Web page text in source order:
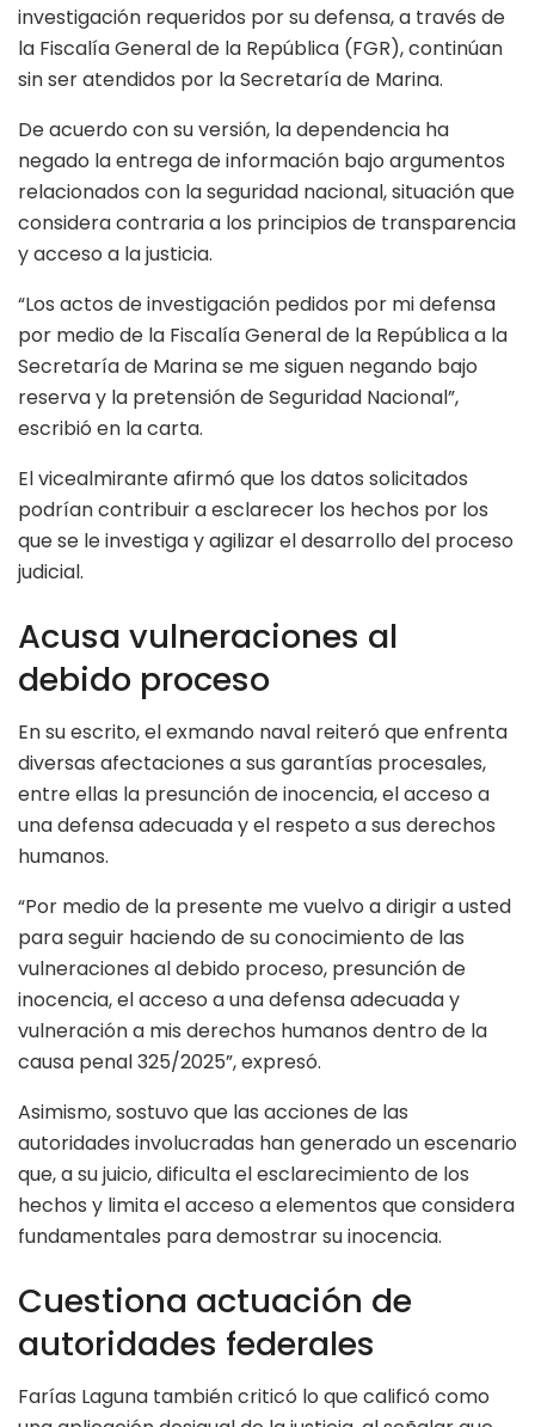
investigación requeridos por su defensa, a través de
la Fiscalía General de la República (FGR), continúan
sin ser atendidos por la Secretaría de Marina.
De acuerdo con su versión, la dependencia ha
negado la entrega de información bajo argumentos
relacionados con la seguridad nacional, situación que
considera contraria a los principios de transparencia
y acceso a la justicia.
“Los actos de investigación pedidos por mi defensa
por medio de la Fiscalía General de la República a la
Secretaría de Marina se me siguen negando bajo
reserva y la pretensión de Seguridad Nacional”,
escribió en la carta.
El vicealmirante afirmó que los datos solicitados
podrían contribuir a esclarecer los hechos por los
que se le investiga y agilizar el desarrollo del proceso
judicial.
Acusa vulneraciones al
debido proceso
En su escrito, el exmando naval reiteró que enfrenta
diversas afectaciones a sus garantías procesales,
entre ellas la presunción de inocencia, el acceso a
una defensa adecuada y el respeto a sus derechos
humanos.
“Por medio de la presente me vuelvo a dirigir a usted
para seguir haciendo de su conocimiento de las
vulneraciones al debido proceso, presunción de
inocencia, el acceso a una defensa adecuada y
vulneración a mis derechos humanos dentro de la
causa penal 325/2025”, expresó.
Asimismo, sostuvo que las acciones de las
autoridades involucradas han generado un escenario
que, a su juicio, dificulta el esclarecimiento de los
hechos y limita el acceso a elementos que considera
fundamentales para demostrar su inocencia.
Cuestiona actuación de
autoridades federales
Farías Laguna también criticó lo que calificó como